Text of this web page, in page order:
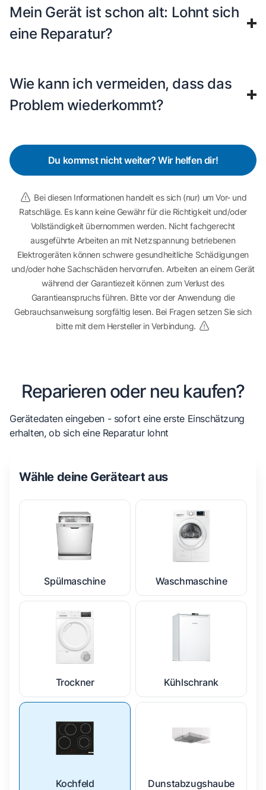
Mein Gerät ist schon alt: Lohnt sich
eine Reparatur?
Wie kann ich vermeiden, dass das
Problem wiederkommt?
Du kommst nicht weiter? Wir helfen dir!
Bei diesen Informationen handelt es sich (nur) um Vor- und
Ratschläge. Es kann keine Gewähr für die Richtigkeit und/oder
Vollständigkeit übernommen werden. Nicht fachgerecht
ausgeführte Arbeiten an mit Netzspannung betriebenen
Elektrogeräten können schwere gesundheitliche Schädigungen
und/oder hohe Sachschäden hervorrufen. Arbeiten an einem Gerät
während der Garantiezeit können zum Verlust des
Garantieanspruchs führen. Bitte vor der Anwendung die
Gebrauchsanweisung sorgfältig lesen. Bei Fragen setzen Sie sich
bitte mit dem Hersteller in Verbindung.
Reparieren oder neu kaufen?
Gerätedaten eingeben - sofort eine erste Einschätzung
erhalten, ob sich eine Reparatur lohnt
Wähle deine Geräteart aus
Spülmaschine Waschmaschine
Trockner Kühlschrank
Kochfeld Dunstabzugshaube